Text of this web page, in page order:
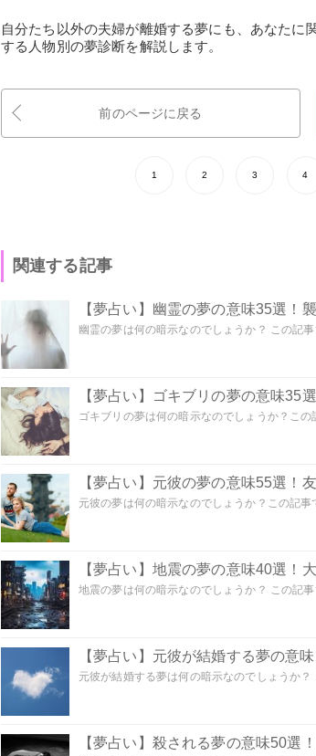
自分たち以外の夫婦が離婚する夢にも、あなた
する人物別の夢診断を解説します。
前のページに戻る
1 2 3 4
関連する記事
【夢占い】幽霊の夢の意味35選！
幽霊の夢は何の暗示なのでしょうか？ この記
【夢占い】ゴキブリの夢の意味35
ゴキブリの夢は何の暗示なのでしょうか？こ
【夢占い】元彼の夢の意味55選！
元彼の夢は何の暗示なのでしょうか？この記
【夢占い】地震の夢の意味40選！
地震の夢は何の暗示なのでしょうか？ この記
【夢占い】元彼が結婚する夢の意
元彼が結婚する夢は何の暗示なのでしょうか？
【夢占い】殺される夢の意味50選